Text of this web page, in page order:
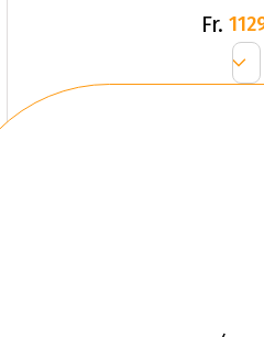
Fr.